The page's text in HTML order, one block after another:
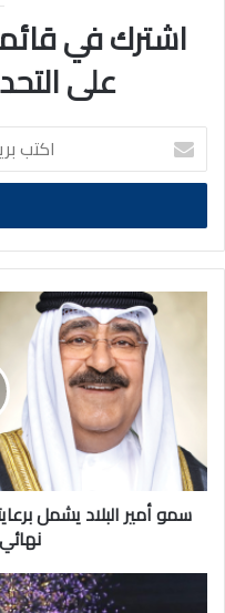
اشترك في
على
اكتب
بريدك
الالكتروني
برعايته
وبحضور
سمو
ولي
العهد
مباراة
الأمير
سمو أمير البلاد يشمل